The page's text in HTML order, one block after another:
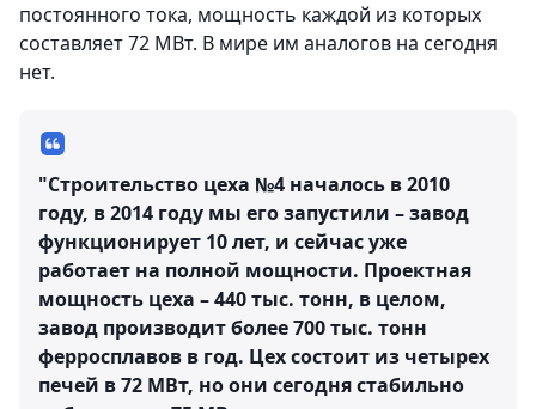
постоянного тока, мощность каждой из которых
составляет 72 МВт. В мире им аналогов на сегодня
нет.
"Строительство цеха №4 началось в 2010
году, в 2014 году мы его запустили – завод
функционирует 10 лет, и сейчас уже
работает на полной мощности. Проектная
мощность цеха – 440 тыс. тонн, в целом,
завод производит более 700 тыс. тонн
ферросплавов в год. Цех состоит из четырех
печей в 72 МВт, но они сегодня стабильно